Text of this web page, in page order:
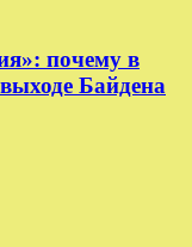
почему в
Байдена